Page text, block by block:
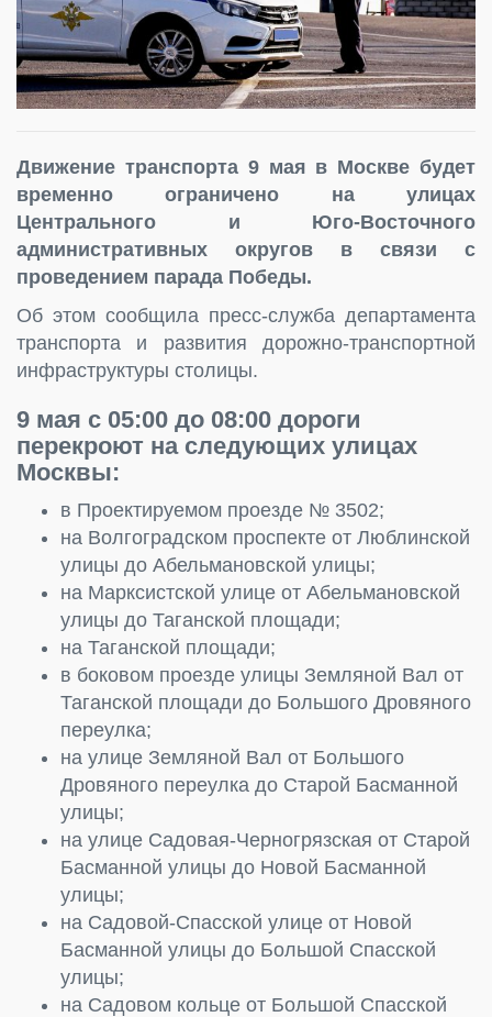
Движение транспорта 9 мая в Москве будет
временно ограничено на улицах
Центрального и Юго-Восточного
административных округов в связи с
проведением парада Победы.
Об этом сообщила пресс-служба департамента
транспорта и развития дорожно-транспортной
инфраструктуры столицы.
9 мая с 05:00 до 08:00 дороги
перекроют на следующих улицах
Москвы:
в Проектируемом проезде № 3502;
на Волгоградском проспекте от Люблинской
улицы до Абельмановской улицы;
на Марксистской улице от Абельмановской
улицы до Таганской площади;
на Таганской площади;
в боковом проезде улицы Земляной Вал от
Таганской площади до Большого Дровяного
переулка;
на улице Земляной Вал от Большого
Дровяного переулка до Старой Басманной
улицы;
на улице Садовая-Черногрязская от Старой
Басманной улицы до Новой Басманной
улицы;
на Садовой-Спасской улице от Новой
Басманной улицы до Большой Спасской
улицы;
на Садовом кольце от Большой Спасской